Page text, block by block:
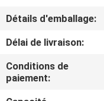
L'USINE
CONTRÔLE
DE
Détails d'emballage:
Délai de livraison:
Conditions de
paiement: